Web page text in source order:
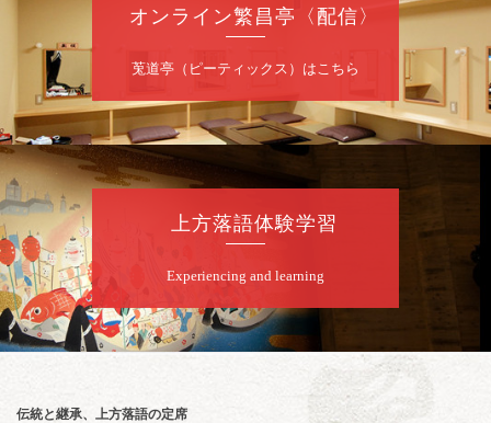
ございません）
★菟道亭配信あり
夜
8月10日（月）
桂慶治朗 月例奮闘落語会 八月席
桂慶治朗「鉄砲勇助」「植木屋娘」ほか一席
／桂弥壱「開口一番」
前売2,000円 当日2,500円
お問合せ：慶治朗落語会事務局 090-8126-
2020
★菟道亭配信あり
配信の
購入はこちらをクリック
オンライン繁昌亭〈配信〉
莵道亭（ピーティックス）はこちら
上方落語体験学習
Experiencing and learning
伝統と継承、上方落語の定席